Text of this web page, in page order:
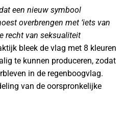
een nieuw symbool
overbrengen met ‘iets van
recht van seksualiteit
bleek de vlag met 8 kleuren
te kunnen produceren, zodat
in de regenboogvlag.
van de oorspronkelijke